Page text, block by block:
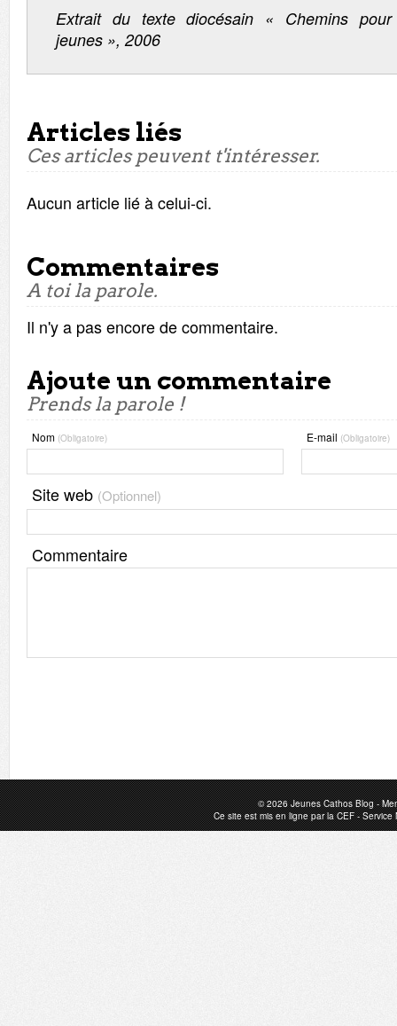
Extrait du texte diocésain « Chemins
jeunes », 2006
Articles liés
Ces articles peuvent t'intéresser.
Aucun article lié à celui-ci.
Commentaires
A toi la parole.
Il n'y a pas encore de commentaire.
Ajoute un commentaire
Prends la parole !
Nom (Obligatoire) E-mail (Obligatoire)
Site web (Optionnel)
Commentaire
© 2026Jeunes Cathos Blog-
Ce site est mis en ligne par laCEF-Service